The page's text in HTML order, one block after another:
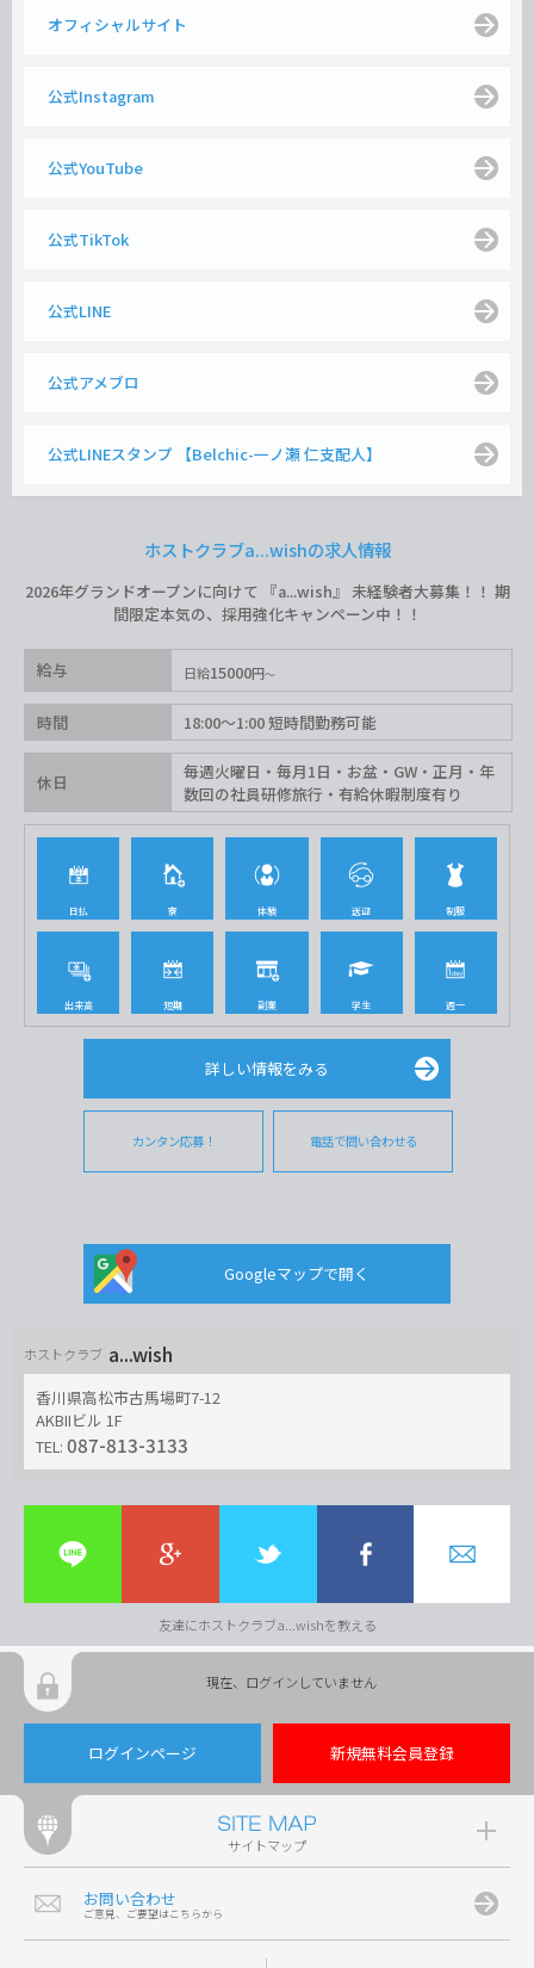
オフィシャルサイト
公式Instagram
公式YouTube
公式TikTok
公式LINE
公式アメブロ
公式LINEスタンプ 【Belchic-一ノ瀬 仁支配人】
ホストクラブa...wishの求人情報
2026年グランドオープンに向けて 『a...wish』 未経験者大募集！！ 期
間限定本気の、採用強化キャンペーン中！！
給与 日給15000円
時間 18:00〜1:00 短時間勤務可能
休日
毎週火曜日・毎月1日・お盆・GW・正月・年
数回の社員研修旅行・有給休暇制度有り
日払 寮 体験 送迎 制服
出来高 短期 副業 学生 週一
詳しい情報をみる
カンタン応募！ 電話で問い合わせる
Googleマップで開く
ホストクラブ a...wish
香川県高松市古馬場町7-12
AKBIIビル 1F
TEL: 087-813-3133
友達にホストクラブa...wishを教える
現在、ログインしていません
ログインページ 新規無料会員登録
サイトマップ
お問い合わせ
ご意見、ご要望はこちらから